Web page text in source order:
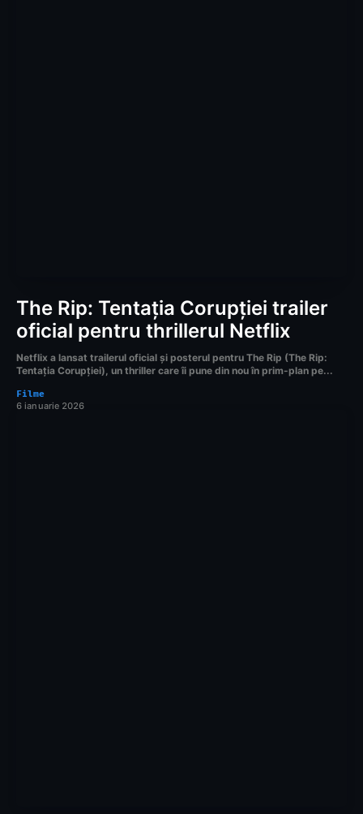
The Rip: Tentația Corupției trailer
oficial pentru thrillerul Netflix
Netflix a lansat trailerul oficial și posterul pentru The Rip (The Rip:
Tentația Corupției), un thriller care îi pune din nou în prim-plan pe...
Filme
6 ianuarie 2026